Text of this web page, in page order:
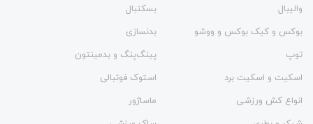
والیبال
بسکتبال
بوکس و کیک بوکس و ووشو
بدنسازی
توپ
پینگ‌پنگ و بدمينتون
اسکیت و اسکیت برد
استوک فوتبالی
انواع کش ورزشی
ماساژور